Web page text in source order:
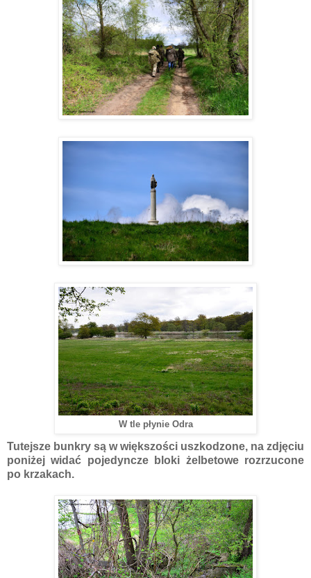
W tle płynie Odra
Tutejsze bunkry są w większości uszkodzone, na zdjęciu
poniżej widać pojedyncze bloki żelbetowe rozrzucone
po krzakach.